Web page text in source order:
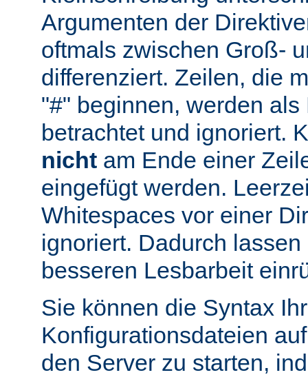
Argumenten der
oftmals zwischen Groß-
differenziert. Zeilen, die
"#" beginnen, werden als
betrachtet und ignoriert.
nicht am Ende einer
eingefügt werden.
Whitespaces vor einer
ignoriert. Dadurch
besseren Lesbarbeit
Sie können die Syntax
Konfigurationsdateien
den Server zu starten,